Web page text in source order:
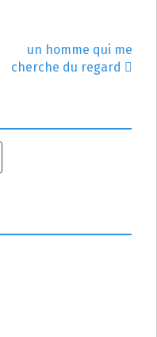
un homme qui me
cherche du regard